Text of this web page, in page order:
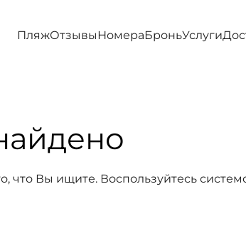
ПляжОтзывыНомераБроньУслуги
что Вы ищите. Воспользуйтесь